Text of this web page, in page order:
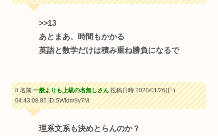
>>13
あとまあ、時間もかかる
英語と数学だけは積み重ね勝負になるで
8 名前:一般よりも上級の名無しさん投稿日時:2020/01/26(日)
04:43:08.85ID:SWldm9y7M
理系文系も決めとらんのか？